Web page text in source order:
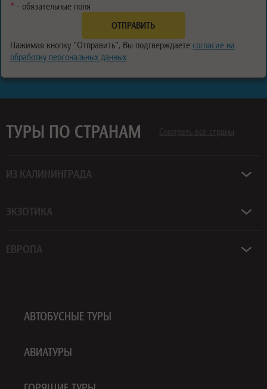
* - обязательные поля
Нажимая кнопку "Отправить", Вы подтверждаете согласие на
обработку персональных данных
ТУРЫ ПО СТРАНАМ Смотреть все страны
ИЗ КАЛИНИНГРАДА
ЭКЗОТИКА
ЕВРОПА
АВТОБУСНЫЕ ТУРЫ
АВИАТУРЫ